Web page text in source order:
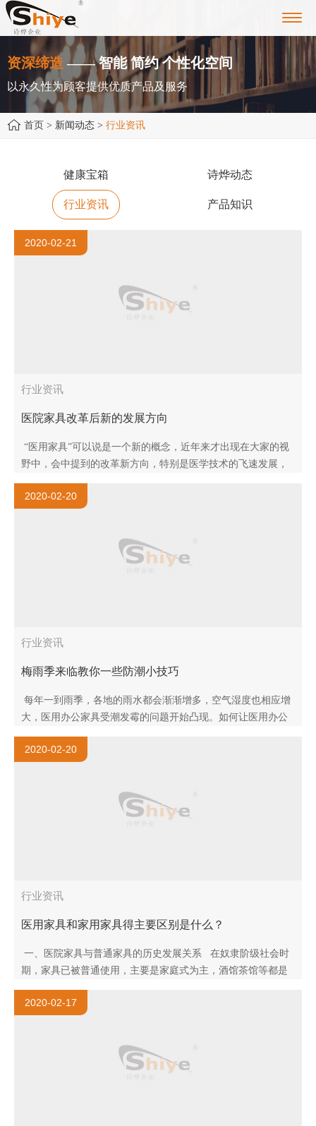
资深缔造 —— 智能 简约 个性化空间
以永久性为顾客提供优质产品及服务
首页 > 新闻动态 > 行业资讯
健康宝箱 诗烨动态
行业资讯 产品知识
2020-02-21
行业资讯
医院家具改革后新的发展方向
“医用家具”可以说是一个新的概念，近年来才出现在大家的视
野中，会中提到的改革新方向，特别是医学技术的飞速发展，
人们对于医用家具的功能性和医用建筑空间环境的关注程度与..
2020-02-20
行业资讯
梅雨季来临教你一些防潮小技巧
每年一到雨季，各地的雨水都会渐渐增多，空气湿度也相应增
大，医用办公家具受潮发霉的问题开始凸现。如何让医用办公
家具防霉，定是大家很烦恼的问题。下面品牌家具网资深专家
来教大家医用..
2020-02-20
行业资讯
医用家具和家用家具得主要区别是什么？
一、医院家具与普通家具的历史发展关系 在奴隶阶级社会时
期，家具已被普通使用，主要是家庭式为主，酒馆茶馆等都是
购买家庭式的家具进行使用，款式较简单，工艺要求精雕细
作，对..
2020-02-17